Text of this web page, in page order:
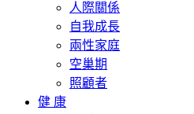
人際關係
自我成長
兩性家庭
空巢期
照顧者
健 康